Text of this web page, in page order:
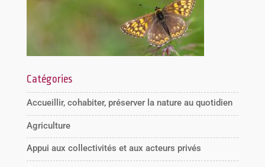
Catégories
Accueillir, cohabiter, préserver la nature au quotidien
Agriculture
Appui aux collectivités et aux acteurs privés